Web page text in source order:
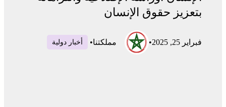
بتعزيز حقوق الإنسان
فبراير 25, 2025 • مملكتنا• أخبار دولية